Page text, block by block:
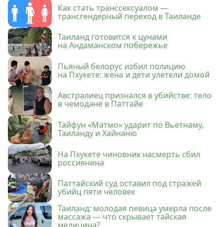
Как стать транссексуалом —
трансгендерный переход в Таиланде
Таиланд готовится к цунами
на Андаманском побережье
Пьяный белорус избил полицию
на Пхукете: жена и дети улетели домой
Австралиец признался в убийстве: тело
в чемодане в Паттайе
Тайфун «Матмо» ударит по Вьетнаму,
Таиланду и Хайнаню
На Пхукете чиновник насмерть сбил
россиянина
Паттайский суд оставил под стражей
убийц пяти человек
Таиланд: молодая певица умерла после
массажа — что скрывает тайская